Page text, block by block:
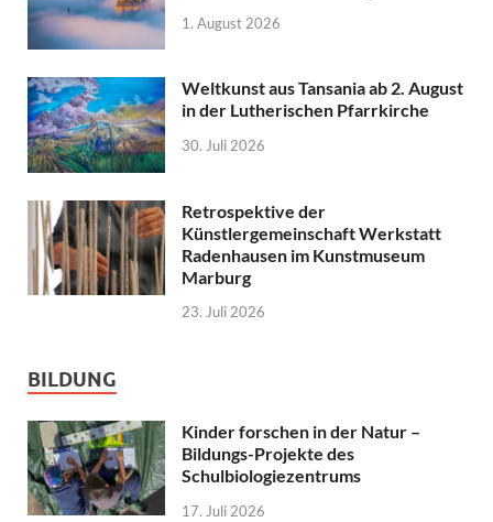
1. August 2026
Weltkunst aus Tansania ab 2. August
in der Lutherischen Pfarrkirche
30. Juli 2026
Retrospektive der
Künstlergemeinschaft Werkstatt
Radenhausen im Kunstmuseum
Marburg
23. Juli 2026
BILDUNG
Kinder forschen in der Natur –
Bildungs-Projekte des
Schulbiologiezentrums
17. Juli 2026